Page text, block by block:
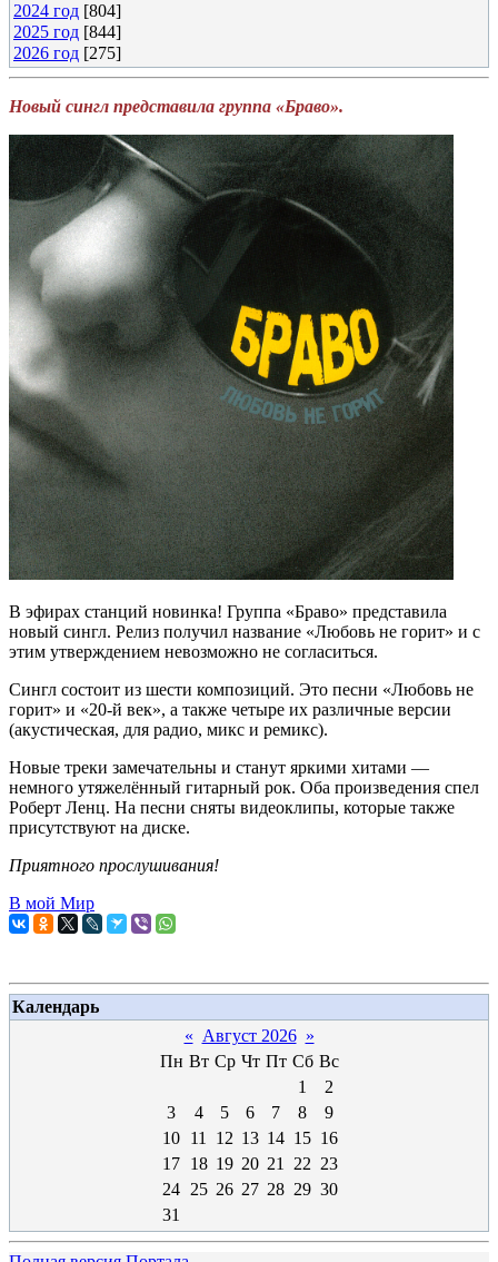
2024 год [804]
2025 год [844]
2026 год [275]
Новый сингл представила группа «Браво».
В эфирах станций новинка! Группа «Браво» представила
новый сингл. Релиз получил название «Любовь не горит» и с
этим утверждением невозможно не согласиться.
Сингл состоит из шести композиций. Это песни «Любовь не
горит» и «20-й век», а также четыре их различные версии
(акустическая, для радио, микс и ремикс).
Новые треки замечательны и станут яркими хитами —
немного утяжелённый гитарный рок. Оба произведения спел
Роберт Ленц. На песни сняты видеоклипы, которые также
присутствуют на диске.
Приятного прослушивания!
В мой Мир
Календарь
« Август 2026 »
Пн Вт Ср Чт Пт Сб Вс
1
2
3
4 5 6 7 8
9
10 11 12 13 14 15 16
17 18 19 20 21 22 23
24 25 26 27 28 29 30
31